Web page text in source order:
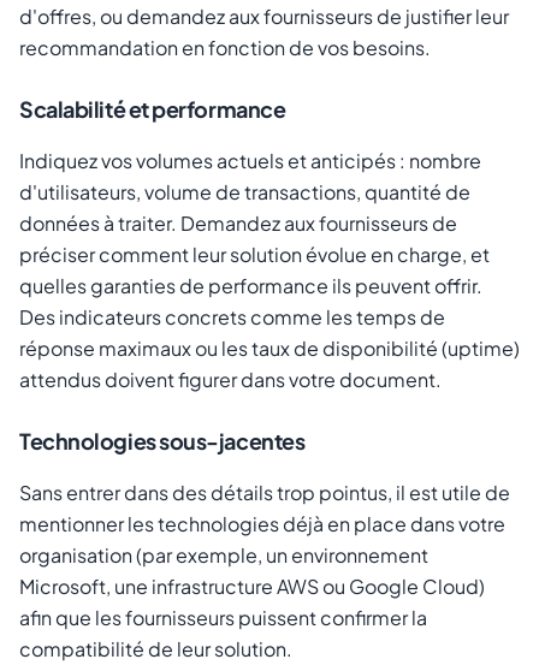
d'offres, ou demandez aux fournisseurs de justifier leur
recommandation en fonction de vos besoins.
Scalabilité et performance
Indiquez vos volumes actuels et anticipés : nombre
d'utilisateurs, volume de transactions, quantité de
données à traiter. Demandez aux fournisseurs de
préciser comment leur solution évolue en charge, et
quelles garanties de performance ils peuvent offrir.
Des indicateurs concrets comme les temps de
réponse maximaux ou les taux de disponibilité (uptime)
attendus doivent figurer dans votre document.
Technologies sous-jacentes
Sans entrer dans des détails trop pointus, il est utile de
mentionner les technologies déjà en place dans votre
organisation (par exemple, un environnement
Microsoft, une infrastructure AWS ou Google Cloud)
afin que les fournisseurs puissent confirmer la
compatibilité de leur solution.